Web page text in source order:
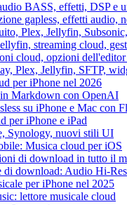
BASS, effetti, DSP e
gapless, effetti audio,
Plex, Jellyfin,
streaming cloud,
cloud, opzioni dell'editor
Plex, Jellyfin, SFTP,
per iPhone nel 2026
Markdown con OpenAI
su iPhone e Mac con
per iPhone e iPad
Synology, nuovi stili UI
Musica cloud per iOS
di download in tutto il
di download: Audio Hi-Res
per iPhone nel 2025
lettore musicale cloud